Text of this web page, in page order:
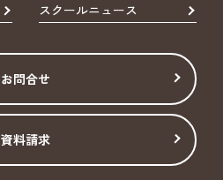
スクールニュース
お問合せ
資料請求